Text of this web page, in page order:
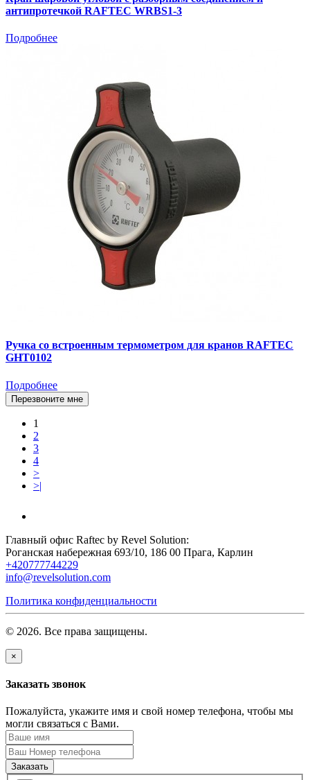
антипротечкой RAFTEC WRBS1-3
Подробнее
Ручка со встроенным термометром для кранов RAFTEC
GHT0102
Подробнее
Перезвоните мне
1
2
3
4
>
>|
Главный офис Raftec by Revel Solution:
Роганская набережная 693/10, 186 00 Прага, Карлин
+420777744229
info@revelsolution.com
Политика конфиденциальности
© 2026. Все права защищены.
×
Заказать звонок
Пожалуйста, укажите имя и свой номер телефона, чтобы мы
могли связаться с Вами.
Заказать